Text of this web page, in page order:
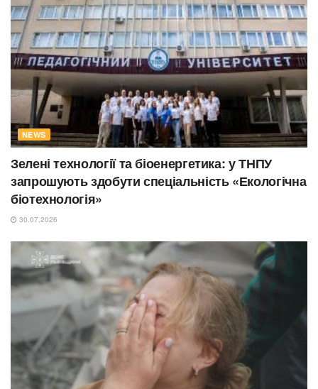
NEWS
Зелені технології та біоенергетика: у ТНПУ
запрошують здобути спеціальність «Екологічна
біотехнологія»
30.07.2026